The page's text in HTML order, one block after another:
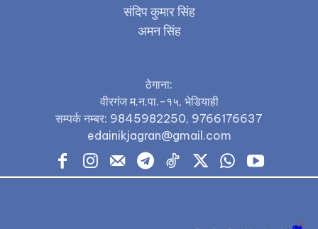
संदिप कुमार सिंह
अमन सिंह
ठेगाना:
वीरगंज म.न.पा.-१५, भेडियाही
सम्पर्क नम्बर: 9845982250, 9766176637
edainikjagran@gmail.com